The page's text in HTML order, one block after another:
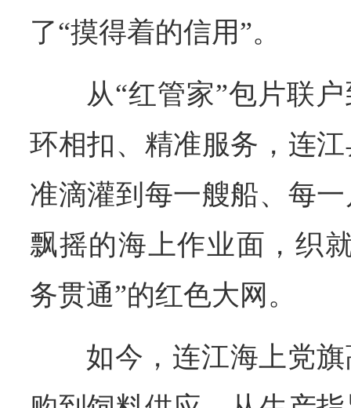
了“摸得着的信用”。
从“红管家”包片联
环相扣、精准服务，连
准滴灌到每一艘船、每
飘摇的海上作业面，织
务贯通”的红色大网。
如今，连江海上党